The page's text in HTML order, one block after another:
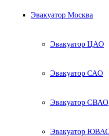
Эвакуатор Москва
Эвакуатор ЦАО
Эвакуатор САО
Эвакуатор СВАО
Эвакуатор